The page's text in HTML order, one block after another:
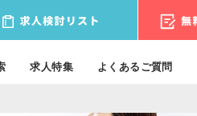
求人特集 よくあるご質問